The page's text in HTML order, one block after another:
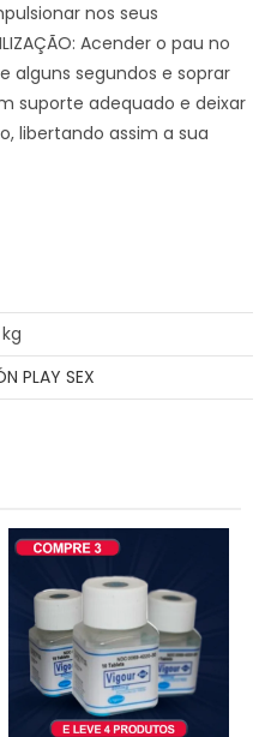
nos seus
Acender o pau no
alguns segundos e soprar
suporte adequado e deixar
libertando assim a sua
PLAY SEX